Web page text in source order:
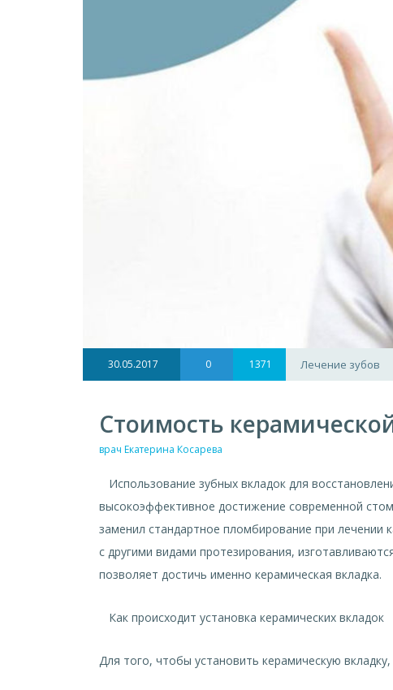
30.05.2017 0 1371 Лечение зубов
Стоимость
врач Екатерина Косарева
Использование зубных вкладок для
высокоэффективное достижение современной
заменил стандартное пломбирование при лечении
с другими видами протезирования,
позволяет достичь именно керамическая вкладка.
Как происходит установка керамических вкладок
Для того, чтобы установить керамическую